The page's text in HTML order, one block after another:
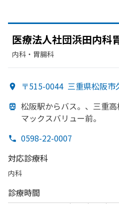
医療法人社団浜田内科
内科・​胃腸科
〒515-0044 三重県松阪市
松阪駅からバス。、 三重高
マックスバリュー前。
0598-22-0007
対応診療科
内科
診療時間